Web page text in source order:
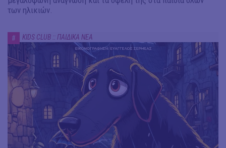
των ηλικιών.
# KIDS CLUB :: ΠΑΙΔΙΚΑ ΝΕΑ